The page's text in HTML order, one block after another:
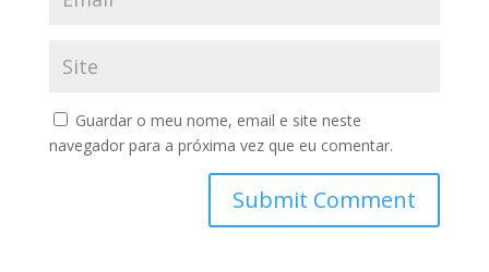
Guardar o meu nome, email e site neste
navegador para a próxima vez que eu comentar.